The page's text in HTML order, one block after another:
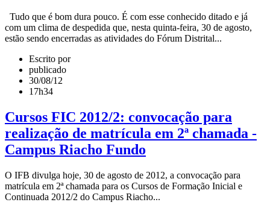
Tudo que é bom dura pouco. É com esse conhecido ditado e já
com um clima de despedida que, nesta quinta-feira, 30 de agosto,
estão sendo encerradas as atividades do Fórum Distrital...
Escrito por
publicado
30/08/12
17h34
Cursos FIC 2012/2: convocação para
realização de matrícula em 2ª chamada -
Campus Riacho Fundo
O IFB divulga hoje, 30 de agosto de 2012, a convocação para
matrícula em 2ª chamada para os Cursos de Formação Inicial e
Continuada 2012/2 do Campus Riacho...